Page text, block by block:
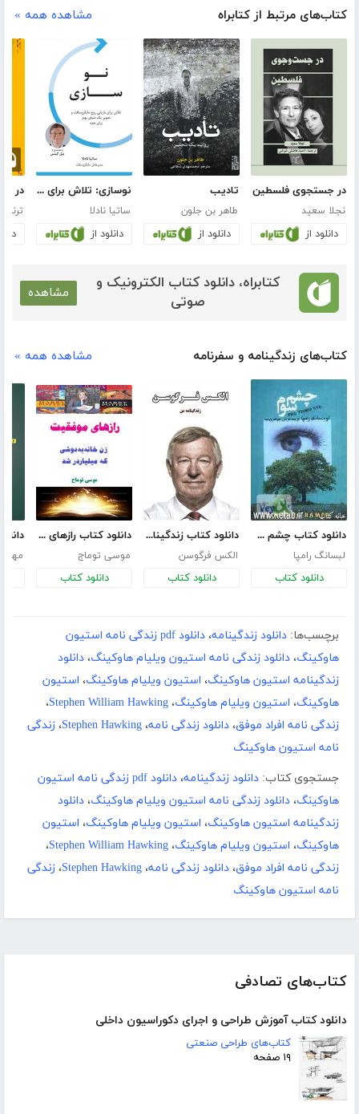
کتاب‌های تصادفی
دانلود کتاب آموزش طراحی و اجرای دکوراسیون داخلی
کتاب‌های طراحی صنعتی
۱۹ صفحه
کتاب‌های مرتبط از کتابراه مشاهده همه »
در جستجوی فلسطین
نجلا سعید
دانلود از
تادیب
طاهر بن جلون
دانلود از
نوسازی: تلاش برای بازیابی روح مایکروسافت و تصویر یک دنیای بهتر برای همه
ساتیا نادلا
دانلود از
در
ترنس
کتابراه، دانلود کتاب الکترونیک و
صوتی
مشاهده
کتاب‌های زندگینامه و سفرنامه مشاهده همه »
دانلود کتاب چشم سوم - درباره عرفان تبتی
لبسانگ رامپا
دانلود کتاب
دانلود کتاب زندگینامه الکس فرگوسن
الکس فرگوسن
دانلود کتاب
دانلود کتاب رازهای موفقیت زن خانه به دوشی که میلیاردر شد
موسی توماج
دانلود کتاب
برچسب‌ها: دانلود زندگینامه،
دانلود pdf زندگی نامه استیون
هاوکینگ، دانلود زندگی نامه استیون ویلیام هاوکینگ، دانلود
زندگینامه استیون هاوکینگ، استیون ویلیام هاوکینگ، استیون
هاوکینگ، استیون ویلیام هاوکینگ، Stephen William Hawking،
زندگی نامه افراد موفق، دانلود زندگی نامه، Stephen Hawking، زندگی
نامه استیون هاوکینگ
جستجوی کتاب: دانلود زندگینامه،
دانلود pdf زندگی نامه استیون
هاوکینگ، دانلود زندگی نامه استیون ویلیام هاوکینگ، دانلود
زندگینامه استیون هاوکینگ، استیون ویلیام هاوکینگ، استیون
هاوکینگ، استیون ویلیام هاوکینگ، Stephen William Hawking،
زندگی نامه افراد موفق، دانلود زندگی نامه، Stephen Hawking، زندگی
نامه استیون هاوکینگ